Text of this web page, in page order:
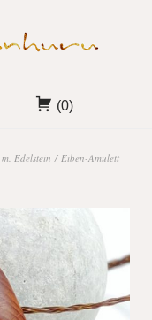
(0)
Edelstein / Eiben-Amulett